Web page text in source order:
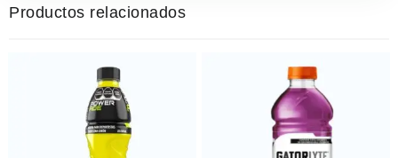
Productos relacionados